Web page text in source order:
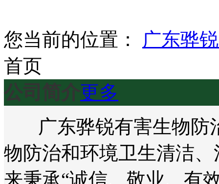
您当前的位置：
广东骅
首页
公司简介更多
广东骅锐有害生物防
物防治和环境卫生清洁
来秉承“诚信、敬业、有